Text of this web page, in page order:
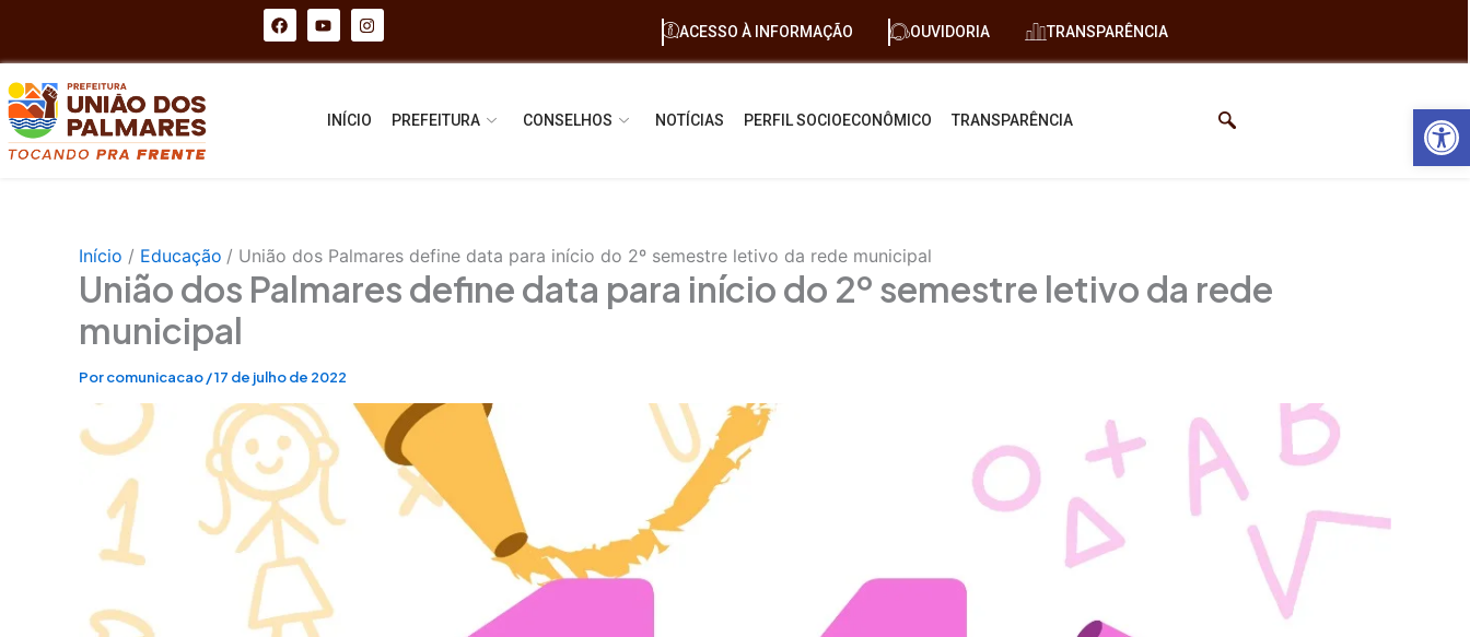
Abrir
o
conteúdo
F
a
c
e
Y
o
u
t
e
I
n
s
t
r
a
ACESSO À INFORMAÇÃO OUVIDORIA TRANSPARÊNCIA
INÍCIO PREFEITURA CONSELHOS NOTÍCIAS PERFIL SOCIOECONÔMICO TRANSPARÊNCIA
Início Educação União dos Palmares define data para início do 2º semestre letivo da rede municipal
União dos Palmares define data para início do 2º semestre letivo da rede
municipal
Porcomunicacao/17 de julho de 2022